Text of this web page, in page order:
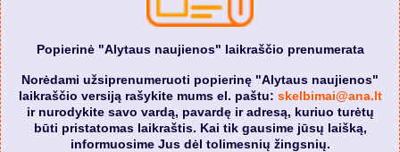
Popierinė "Alytaus naujienos" laikraščio prenumerata
Norėdami užsiprenumeruoti popierinę "Alytaus naujienos"
laikraščio versiją rašykite mums el. paštu: skelbimai@ana.lt
ir nurodykite savo vardą, pavardę ir adresą, kuriuo turėtų
būti pristatomas laikraštis. Kai tik gausime jūsų laišką,
informuosime Jus dėl tolimesnių žingsnių.